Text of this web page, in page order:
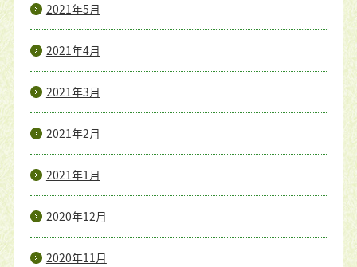
2021年5月
2021年4月
2021年3月
2021年2月
2021年1月
2020年12月
2020年11月